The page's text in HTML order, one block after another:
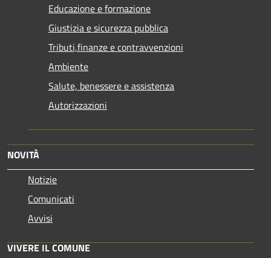
Educazione e formazione
Giustizia e sicurezza pubblica
Tributi,finanze e contravvenzioni
Ambiente
Salute, benessere e assistenza
Autorizzazioni
NOVITÀ
Notizie
Comunicati
Avvisi
VIVERE IL COMUNE